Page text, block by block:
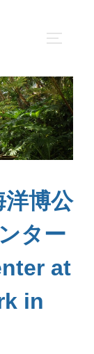
博公
ター
at
in